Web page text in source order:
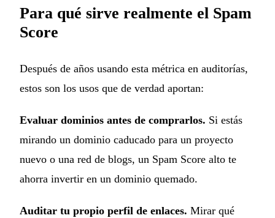
Para qué sirve realmente el Spam
Score
Después de años usando esta métrica en auditorías,
estos son los usos que de verdad aportan:
Evaluar dominios antes de comprarlos. Si estás
mirando un dominio caducado para un proyecto
nuevo o una red de blogs, un Spam Score alto te
ahorra invertir en un dominio quemado.
Auditar tu propio perfil de enlaces. Mirar qué